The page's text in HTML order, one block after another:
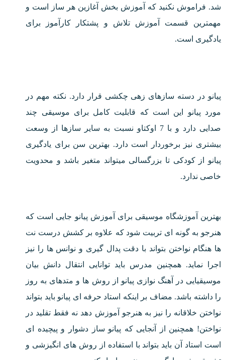
شد. فراموش نکنید که آموزش بخش آغازین هر ساز است و
مهمترین قسمت آموزش تلاش و پشتکار کارآموز برای
یادگیری است.
پیانو در دسته سازهای زهی چکشی قرار دارد. نکته مهم در
مورد پیانو این است که قابلیت کامل برای موسیقی چند
صدایی دارد و با 7 اوکتاو نسبت به سایر سازها از وسعت
بیشتری نیز برخوردار است دارد. بهترین سن برای یادگیری
پیانو از کودکی تا بزرگسالی میتواند متغیر باشد و محدویت
خاصی ندارد.
بهترین آموزشگاه موسیقی برای آموزش پیانو جایی است که
هنرجو به گونه ای تربیت شود که علاوه بر کشش درست نت
ها هنگام نواختن بتواند با دقت پدال گیری و نوانس ها را نیز
اجرا نماید. همچنین مدرس باید توانایی انتقال دانش بیان
موسیقیایی در آهنگ نوازی پیانو از روش ها و متدهای به روز
را داشته باشد. مضاف بر اینکه استاد حرفه ای پیانو باید بتواند
نواختن خلاقانه را نیز به هنرجو آموزش دهد نه فقط تقلید در
نواختن! همچنین از آنجایی که پیانو ساز دشوار و پیچیده ای
است استاد آن باید بتواند با استفاده از روش های انگیزشی و